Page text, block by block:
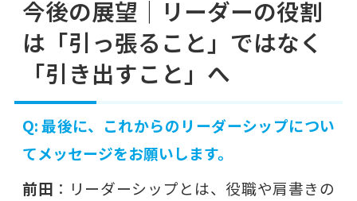
今後の展望｜リーダーの役割
は「引っ張ること」ではなく
「引き出すこと」へ
Q: 最後に、これからのリーダーシップについ
てメッセージをお願いします。
前田 ：リーダーシップとは、役職や肩書きの